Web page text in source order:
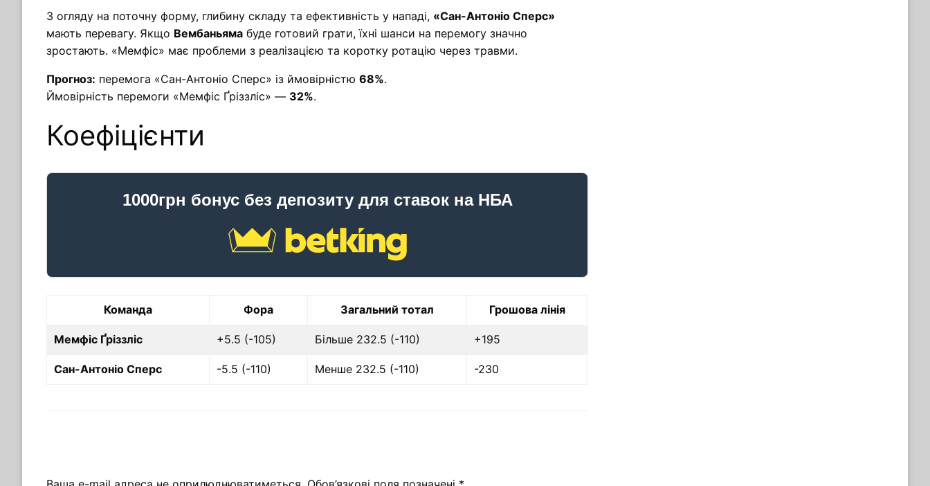
З огляду на поточну форму, глибину складу та ефективність у нападі, «Сан-Антоніо Сперс»
мають перевагу. Якщо Вембаньяма буде готовий грати, їхні шанси на перемогу значно
зростають. «Мемфіс» має проблеми з реалізацією та коротку ротацію через травми.
Прогноз: перемога «Сан-Антоніо Сперс» із ймовірністю 68%.
Ймовірність перемоги «Мемфіс Ґріззліс» — 32%.
Коефіцієнти
1000грн бонус без депозиту для ставок на НБА
Команда Фора Загальний тотал Грошова лінія
Мемфіс Ґріззліс +5.5 (-105) Більше 232.5 (-110) +195
Сан-Антоніо Сперс -5.5 (-110) Менше 232.5 (-110) -230